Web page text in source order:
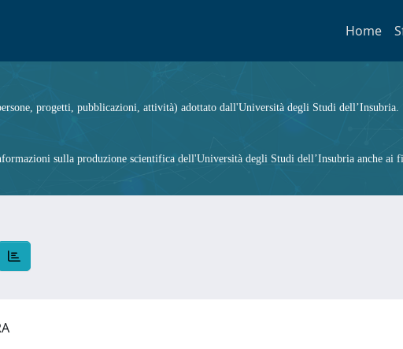
Home
progetti, pubblicazioni, attività) adottato dall'Università degli Studi dell’Insubria.
sulla produzione scientifica dell'Università degli Studi dell’Insubria anche ai